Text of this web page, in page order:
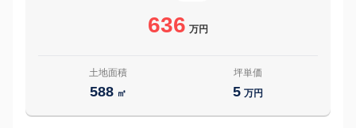
636 万円
土地面積
588 ㎡
坪単価
5 万円